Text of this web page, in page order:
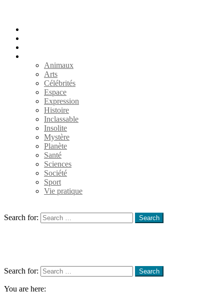
Animaux
Arts
Célébrités
Espace
Expression
Histoire
Inclassable
Insolite
Mystère
Planète
Santé
Sciences
Société
Sport
Vie pratique
Search for:
Search
Search for:
Search
You are here: